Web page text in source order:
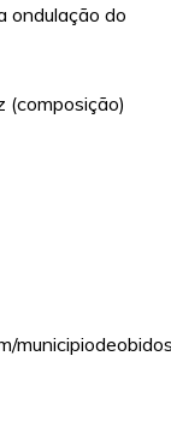
ondulação do
(composição)